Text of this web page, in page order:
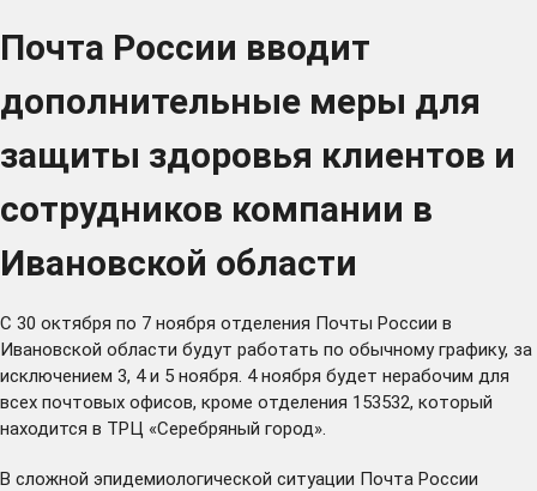
Почта России вводит
дополнительные меры для
защиты здоровья клиентов и
сотрудников компании в
Ивановской области
C 30 октября по 7 ноября отделения Почты России в
Ивановской области будут работать по обычному графику, за
исключением 3, 4 и 5 ноября. 4 ноября будет нерабочим для
всех почтовых офисов, кроме отделения 153532, который
находится в ТРЦ «Серебряный город».
В сложной эпидемиологической ситуации Почта России